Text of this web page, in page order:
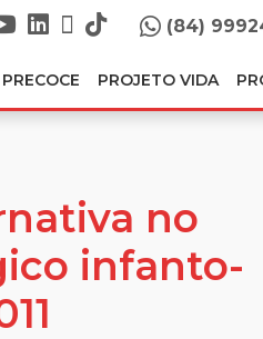
(84)
PROJETO VIDA
no
infanto-